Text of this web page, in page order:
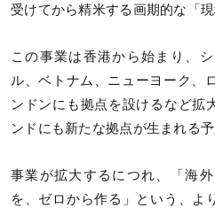
受けてから精米する画期的な「
この事業は香港から始まり、
ル、ベトナム、ニューヨーク、
ンドンにも拠点を設けるなど拡
ンドにも新たな拠点が生まれる予
事業が拡大するにつれ、「海
を、ゼロから作る」という、よ